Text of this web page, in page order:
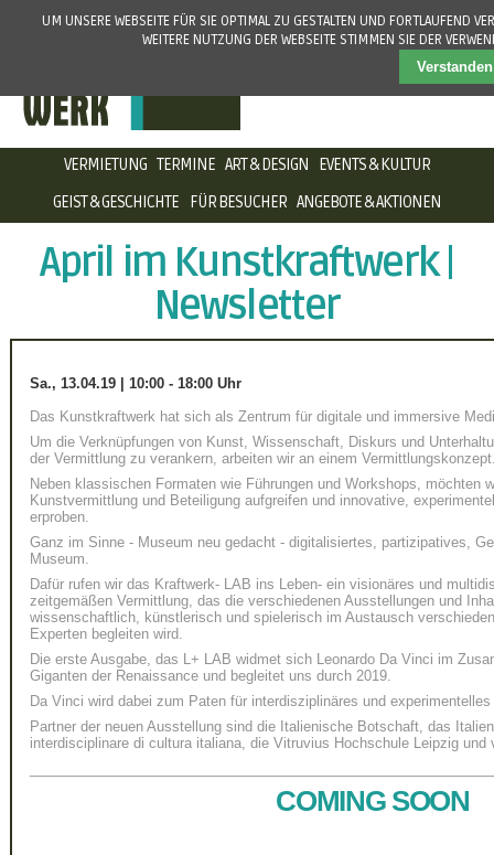
NAVIGATION
VERMIETUNG TERMINE ART & DESIGN
EVENTS & KULTUR
GEIST & GESCHICHTE
FÜR BESUCHER ANGEBOTE & AKTIONEN
April im Kunstkraftwerk |
Newsletter
Sa., 13.04.19 | 10:00 - 18:00 Uhr
Das Kunstkraftwerk hat sich als Zentrum für digitale und immersive
Um die Verknüpfungen von Kunst, Wissenschaft, Diskurs und
der Vermittlung zu verankern, arbeiten wir an einem
Neben klassischen Formaten wie Führungen und Workshops, möchten
Kunstvermittlung und Beteiligung aufgreifen und innovative,
erproben.
Ganz im Sinne - Museum neu gedacht - digitalisiertes, partizipatives,
Museum.
Dafür rufen wir das Kraftwerk- LAB ins Leben- ein visionäres und
zeitgemäßen Vermittlung, das die verschiedenen Ausstellungen und
wissenschaftlich, künstlerisch und spielerisch im Austausch
Experten begleiten wird.
Die erste Ausgabe, das L+ LAB widmet sich Leonardo Da Vinci im
Giganten der Renaissance und begleitet uns durch 2019.
Da Vinci wird dabei zum Paten für interdisziplinäres und experimentelles
Partner der neuen Ausstellung sind die Italienische Botschaft, das
interdisciplinare di cultura italiana, die Vitruvius Hochschule Leipzig und
COMING SOON
UM UNSERE WEBSEITE FÜR SIE OPTIMAL ZU GESTALTEN UND FORTLAUFEND
WEITERE NUTZUNG DER WEBSEITE STIMMEN SIE DER
Verstanden